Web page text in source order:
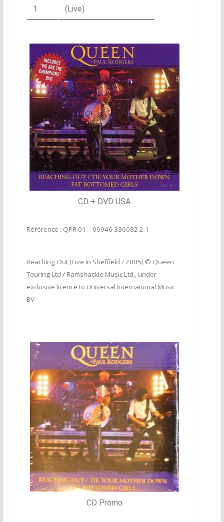
1
(Live)
CD + DVD USA
Référence : QPR 01 – 00946 336082 2 1
Reaching Out (Live In Sheffield / 2005) © Queen
Touring Ltd / Ramshackle Music Ltd., under
exclusive licence to Universal International Music
BV
CD Promo